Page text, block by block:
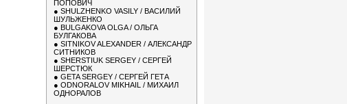
ПОПОВИЧ
● SHULZHENKO VASILY / ВАСИЛИЙ
ШУЛЬЖЕНКО
● BULGAKOVA OLGA / ОЛЬГА
БУЛГАКОВА
● SITNIKOV ALEXANDER / АЛЕКСАНДР
СИТНИКОВ
● SHERSTIUK SERGEY / СЕРГЕЙ
ШЕРСТЮК
● GETA SERGEY / СЕРГЕЙ ГЕТА
● ODNORALOV MIKHAIL / МИХАИЛ
ОДНОРАЛОВ